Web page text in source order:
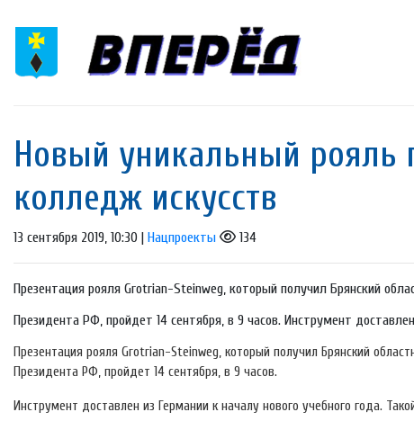
Новый уникальный рояль
колледж искусств
13 сентября 2019, 10:30 | Нацпроекты 134
Презентация рояля Grotrian-Steinweg, который получил Брянский
Президента РФ, пройдет 14 сентября, в 9 часов. Инструмент
Презентация рояля Grotrian-Steinweg, который получил Брянский
Президента РФ, пройдет 14 сентября, в 9 часов.
Инструмент доставлен из Германии к началу нового учебного года.